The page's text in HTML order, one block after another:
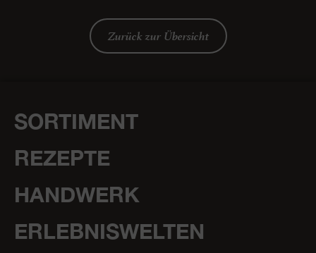
Zurück zur Übersicht
SORTIMENT
REZEPTE
HANDWERK
ERLEBNISWELTEN